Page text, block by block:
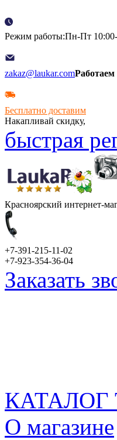
Режим работы:Пн-Пт
zakaz@laukar.com
Бесплатно доставим
Накапливай скидку,
быстрая
Красноярский интернет-
+7-391-215-11-02
+7-923-354-36-04
Заказать
КАТАЛОГ
О магазине